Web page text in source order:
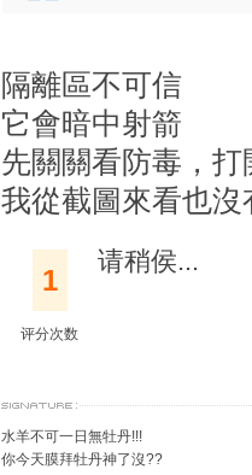
隔離區不可信
它會暗中射箭
先關關看防毒，
我從截圖來看也沒
1
评分次数
请稍侯...
水羊不可一日無牡丹!!!
你今天膜拜牡丹神了沒??